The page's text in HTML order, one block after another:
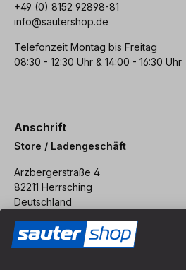
+49 (0) 8152 92898-81
info@sautershop.de
Telefonzeit Montag bis Freitag
08:30 - 12:30 Uhr & 14:00 - 16:30 Uhr
Anschrift
Store / Ladengeschäft
Arzbergerstraße 4
82211 Herrsching
Deutschland
Anfahrt